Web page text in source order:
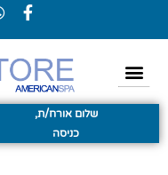
שלום אורח/ת,
כניסה